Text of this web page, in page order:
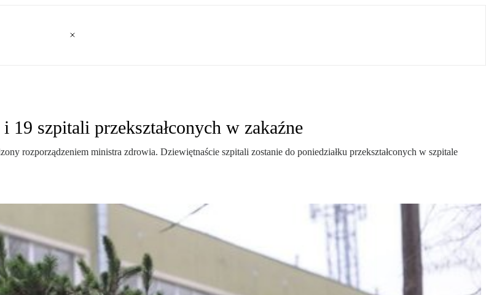
szpitali przekształconych w zakaźne
rozporządzeniem ministra zdrowia. Dziewiętnaście szpitali zostanie do poniedziałku przekształconych w szpitale